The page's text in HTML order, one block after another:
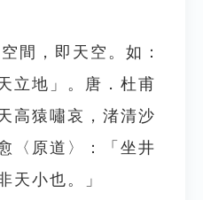
間，即天空。如：
立地」。唐．杜甫
高猿嘯哀，渚清沙
〈原道〉：「坐井
天小也。」